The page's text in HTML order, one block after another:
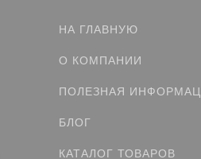
НА ГЛАВНУЮ
О КОМПАНИИ
ПОЛЕЗНАЯ
БЛОГ
КАТАЛОГ ТОВАРОВ